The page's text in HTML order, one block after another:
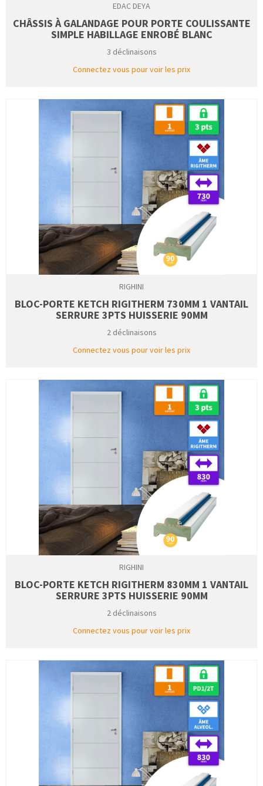
EDAC DEYA
CHÂSSIS À GALANDAGE POUR PORTE COULISSANTE
SIMPLE HABILLAGE ENROBÉ BLANC
3 déclinaisons
Connectez vous pour voir les prix
RIGHINI
BLOC-PORTE KETCH RIGITHERM 730MM 1 VANTAIL
SERRURE 3PTS HUISSERIE 90MM
2 déclinaisons
Connectez vous pour voir les prix
RIGHINI
BLOC-PORTE KETCH RIGITHERM 830MM 1 VANTAIL
SERRURE 3PTS HUISSERIE 90MM
2 déclinaisons
Connectez vous pour voir les prix